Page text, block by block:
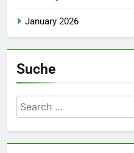
January 2026
Suche
Search
for: